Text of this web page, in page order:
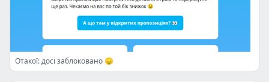
Отакої: досі заблоковано 😞